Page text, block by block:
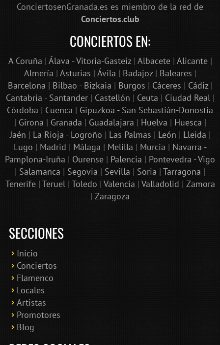
ConciertosenGranada.es es miembro de la red de
Conciertos.club
CONCIERTOS EN:
A Coruña | Álava - Vitoria-Gasteiz| Albacete| Alicante|
Almería | Asturias | Ávila | Badajoz| Baleares |
Barcelona | Bilbao - Bizkaia | Burgos | Cáceres | Cádiz|
Cantabria - Santander| Castellón | Ceuta | Ciudad Real|
Córdoba | Cuenca | Gipuzkoa - San Sebastián-Donostia
| Girona | Granada | Guadalajara | Huelva | Huesca |
Jaén | La Rioja - Logroño | Las Palmas | León | Lleida |
Lugo | Madrid | Málaga | Melilla | Murcia | Navarra -
Pamplona-Iruña | Ourense | Palencia | Pontevedra - Vigo
| Salamanca | Segovia | Sevilla | Soria | Tarragona |
Tenerife| Teruel| Toledo | Valencia | Valladolid | Zamora
| Zaragoza
SECCIONES
Inicio
Conciertos
Flamenco
Locales
Artistas
Promotores
Blog